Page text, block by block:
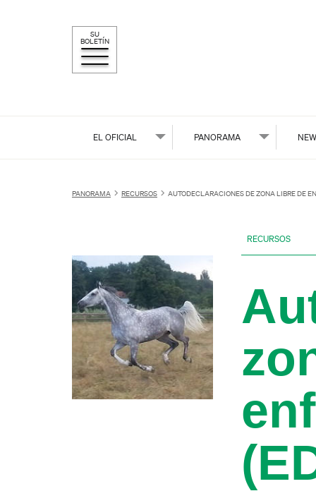
SU
BOLETÍN
EL OFICIAL PANORAMA
PANORAMA RECURSOS AUTODECLARACIONES DE ZONA LIBRE DE
RECURSOS